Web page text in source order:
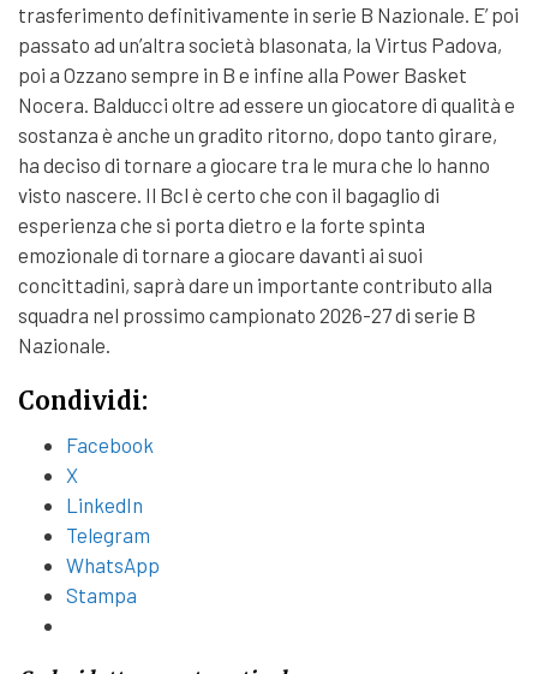
trasferimento definitivamente in serie B Nazionale. E’ poi
passato ad un’altra società blasonata, la Virtus Padova,
poi a Ozzano sempre in B e infine alla Power Basket
Nocera. Balducci oltre ad essere un giocatore di qualità e
sostanza è anche un gradito ritorno, dopo tanto girare,
ha deciso di tornare a giocare tra le mura che lo hanno
visto nascere. Il Bcl è certo che con il bagaglio di
esperienza che si porta dietro e la forte spinta
emozionale di tornare a giocare davanti ai suoi
concittadini, saprà dare un importante contributo alla
squadra nel prossimo campionato 2026-27 di serie B
Nazionale.
Condividi:
Facebook
X
LinkedIn
Telegram
WhatsApp
Stampa